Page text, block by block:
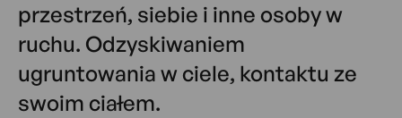
przestrzeń, siebie i inne osoby w
ruchu. Odzyskiwaniem
ugruntowania w ciele, kontaktu ze
swoim ciałem.